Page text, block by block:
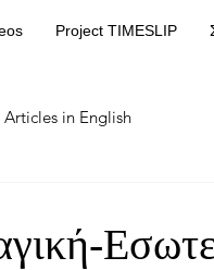
Project TIMESLIP
Articles in English